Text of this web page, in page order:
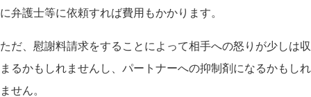
に弁護士等に依頼すれば費用もかかります。
ただ、慰謝料請求をすることによって相手への怒りが少しは収
まるかもしれませんし、パートナーへの抑制剤になるかもしれ
ません。